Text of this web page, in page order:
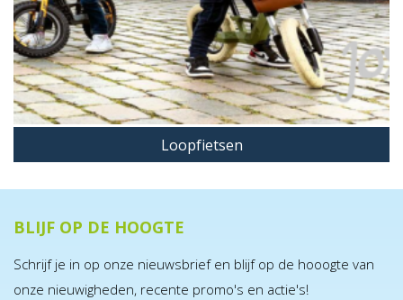
BERG Veiligheidsvlag XS
€ 10,00
Incl. BTW
BESTEL MEE
Loopfietsen
BLIJF OP DE HOOGTE
Schrijf je in op onze nieuwsbrief en blijf op de hooogte van
onze nieuwigheden, recente promo's en actie's!